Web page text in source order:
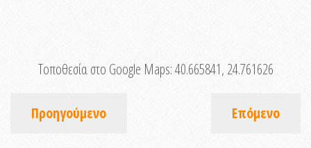
Τοποθεσία στο Google Maps:40.665841, 24.761626
Προηγούμενο Επόμενο